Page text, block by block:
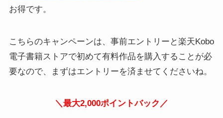
お得です。
こちらのキャンペーンは、事前エントリーと楽天Kobo
電子書籍ストアで初めて有料作品を購入することが必
要なので、まずはエントリーを済ませてくださいね。
＼最大2,000ポイントバック／